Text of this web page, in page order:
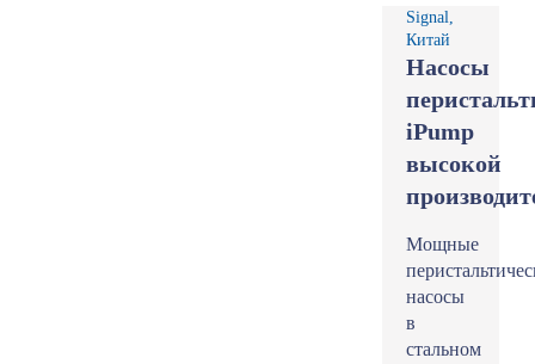
Signal,
Китай
Насосы
iPump
высокой
Мощные
насосы
в
стальном